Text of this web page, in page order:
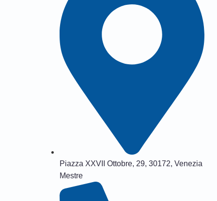
Piazza XXVII Ottobre, 29, 30172, Venezia
Mestre